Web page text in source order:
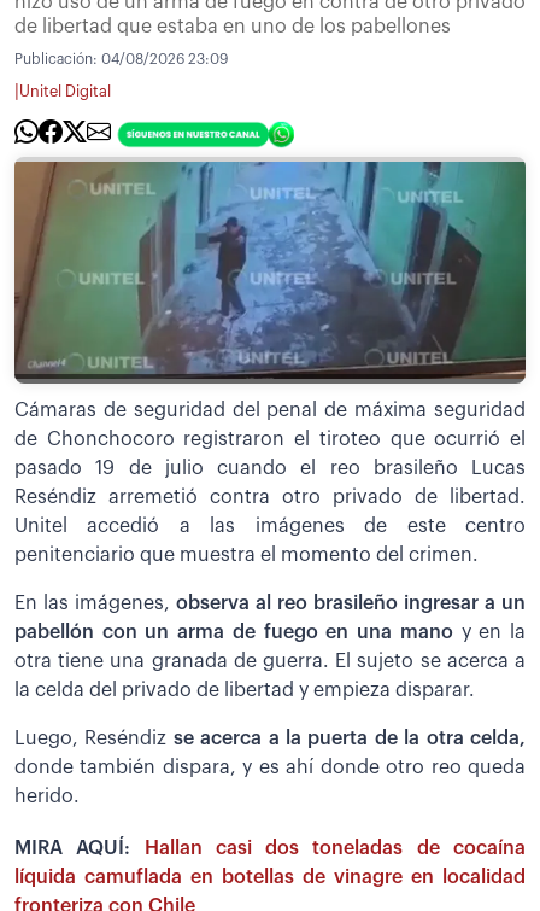
de libertad que estaba en uno de los pabellones
Publicación: 04/08/2026 23:09
Unitel Digital
Cámaras de seguridad del penal de máxima seguridad
de Chonchocoro registraron el tiroteo que ocurrió el
pasado 19 de julio cuando el reo brasileño Lucas
Reséndiz arremetió contra otro privado de libertad.
Unitel accedió a las imágenes de este centro
penitenciario que muestra el momento del crimen.
En las imágenes, observa al reo brasileño ingresar a un
pabellón con un arma de fuego en una mano y en la
otra tiene una granada de guerra. El sujeto se acerca a
la celda del privado de libertad y empieza disparar.
Luego, Reséndiz se acerca a la puerta de la otra celda,
donde también dispara, y es ahí donde otro reo queda
herido.
MIRA AQUÍ:
Hallan casi dos toneladas de cocaína
líquida camuflada en botellas de vinagre en localidad
fronteriza con Chile